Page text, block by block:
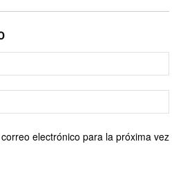
electrónico para la próxima vez